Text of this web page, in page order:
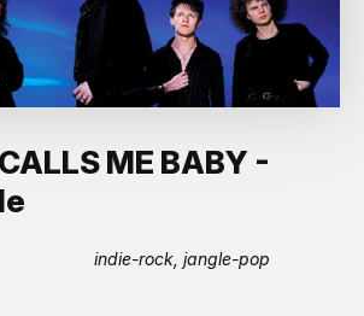
ME BABY -
indie-rock, jangle-pop